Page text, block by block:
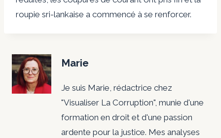
roupie sri-lankaise a commencé à se renforcer.
Marie
Je suis Marie, rédactrice chez
"Visualiser La Corruption", munie d'une
formation en droit et d'une passion
ardente pour la justice. Mes analyses